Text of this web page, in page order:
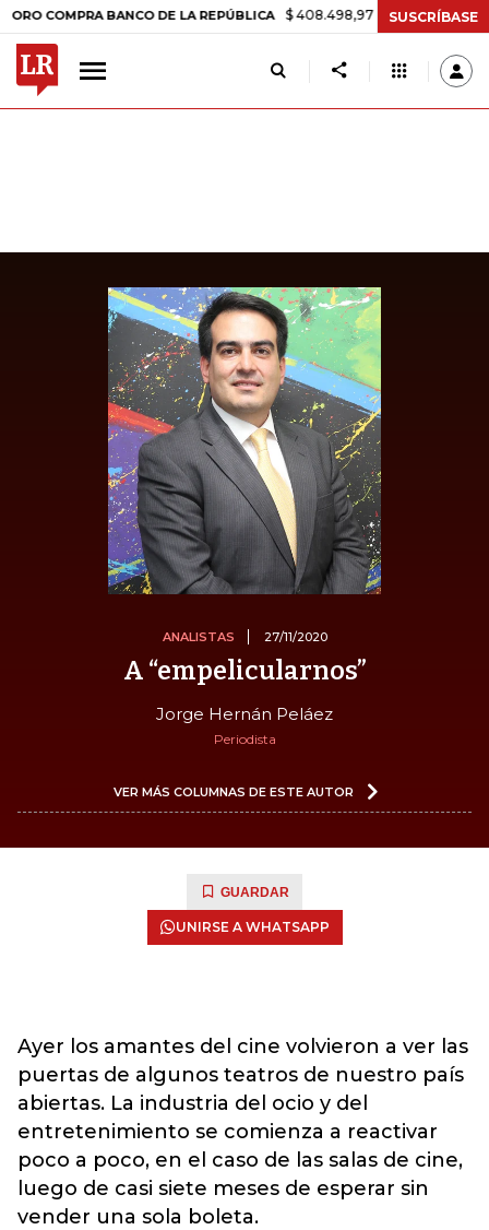
BANCO DE LA REPÚBLICA $ 408.498,97 +$ 8.753,81 +2,19%
SUSCRÍBASE
ANALISTAS 27/11/2020
A “empelicularnos”
Jorge Hernán Peláez
Periodista
VER MÁS COLUMNAS DE ESTE AUTOR
GUARDAR
UNIRSE A WHATSAPP
Ayer los amantes del cine volvieron a ver las
puertas de algunos teatros de nuestro país
abiertas. La industria del ocio y del
entretenimiento se comienza a reactivar
poco a poco, en el caso de las salas de cine,
luego de casi siete meses de esperar sin
vender una sola boleta.